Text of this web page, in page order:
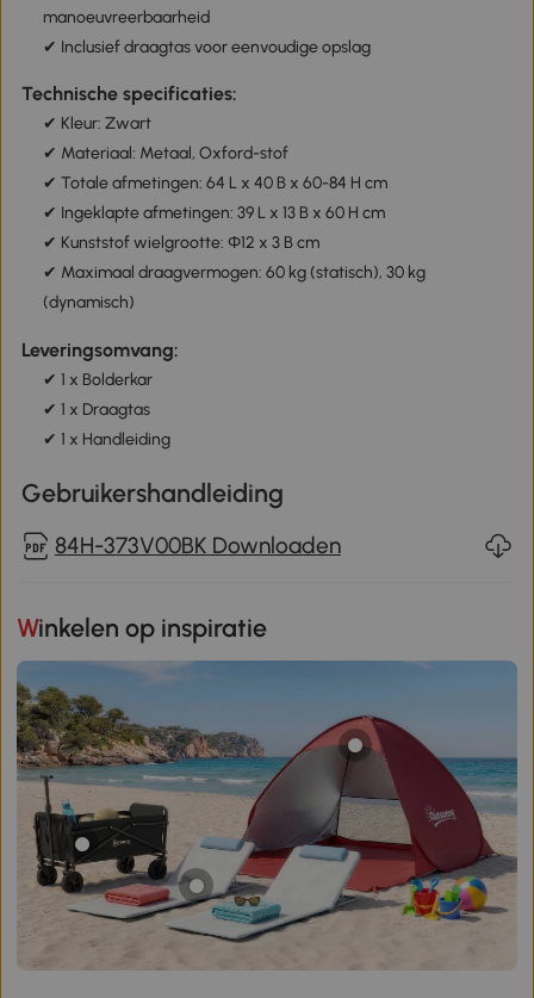
manoeuvreerbaarheid
✔ Inclusief draagtas voor eenvoudige opslag
Technische specificaties:
✔ Kleur: Zwart
✔ Materiaal: Metaal, Oxford-stof
✔ Totale afmetingen: 64 L x 40 B x 60-84 H cm
✔ Ingeklapte afmetingen: 39 L x 13 B x 60 H cm
✔ Kunststof wielgrootte: Φ12 x 3 B cm
✔ Maximaal draagvermogen: 60 kg (statisch), 30 kg
(dynamisch)
Leveringsomvang:
✔ 1 x Bolderkar
✔ 1 x Draagtas
✔ 1 x Handleiding
Gebruikershandleiding
84H-373V00BK Downloaden
Winkelen op inspiratie